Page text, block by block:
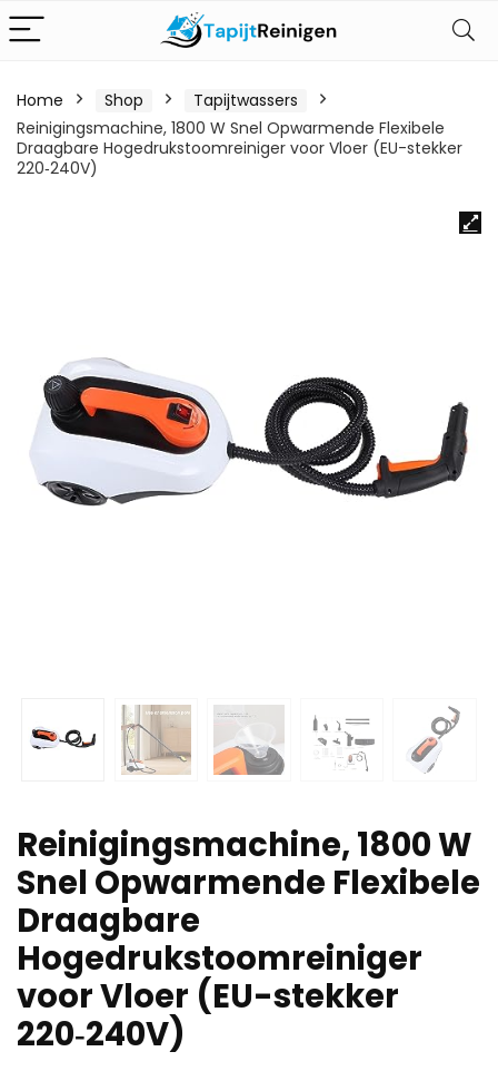
Home Shop
Tapijtwassers
Reinigingsmachine, 1800 W Snel Opwarmende Flexibele
Draagbare Hogedrukstoomreiniger voor Vloer (EU-stekker
220‑240V)
Reinigingsmachine, 1800 W
Snel Opwarmende Flexibele
Draagbare
Hogedrukstoomreiniger
voor Vloer (EU-stekker
220‑240V)